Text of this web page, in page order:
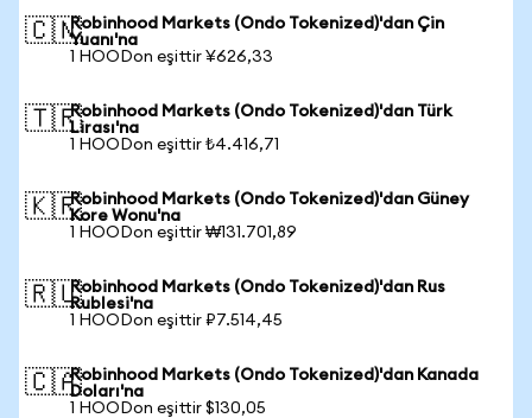
🇨🇳Robinhood Markets (Ondo Tokenized)'dan Çin
Yuanı'na
1 HOODon eşittir ¥626,33
🇹🇷Robinhood Markets (Ondo Tokenized)'dan Türk
Lirası'na
1 HOODon eşittir ₺4.416,71
🇰🇷Robinhood Markets (Ondo Tokenized)'dan Güney
Kore Wonu'na
1 HOODon eşittir ₩131.701,89
🇷🇺Robinhood Markets (Ondo Tokenized)'dan Rus
Rublesi'na
1 HOODon eşittir ₽7.514,45
🇨🇦Robinhood Markets (Ondo Tokenized)'dan Kanada
Doları'na
1 HOODon eşittir $130,05